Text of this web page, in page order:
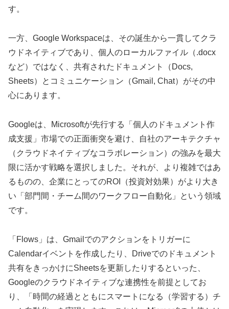
す。
一方、Google Workspaceは、その誕生から一貫してクラ
ウドネイティブであり、個人のローカルファイル（.docx
など）ではなく、共有されたドキュメント（Docs,
Sheets）とコミュニケーション（Gmail, Chat）がその中
心にあります。
Googleは、Microsoftが先行する「個人のドキュメント作
成支援」市場での正面衝突を避け、自社のアーキテクチャ
（クラウドネイティブなコラボレーション）の強みを最大
限に活かす戦略を選択しました。それが、より複雑ではあ
るものの、企業にとってのROI（投資対効果）がより大き
い「部門間・チーム間のワークフロー自動化」という領域
です。
「Flows」は、Gmailでのアクションをトリガーに
Calendarイベントを作成したり、Driveでのドキュメント
共有をきっかけにSheetsを更新したりするといった、
Googleのクラウドネイティブな連携性を前提としてお
り、「時間の経過とともにスマートになる（学習する）チ